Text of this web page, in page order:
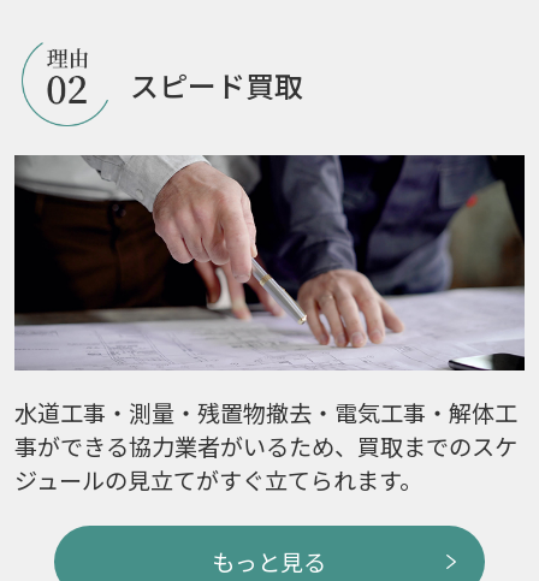
スピード買取
水道工事・測量・残置物撤去・電気工事・解体工
事ができる協力業者がいるため、買取までのスケ
ジュールの見立てがすぐ立てられます。
もっと見る